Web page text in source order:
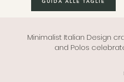
GUIDA ALLE TAGLIE
Minimalist Italian Design
and Polos